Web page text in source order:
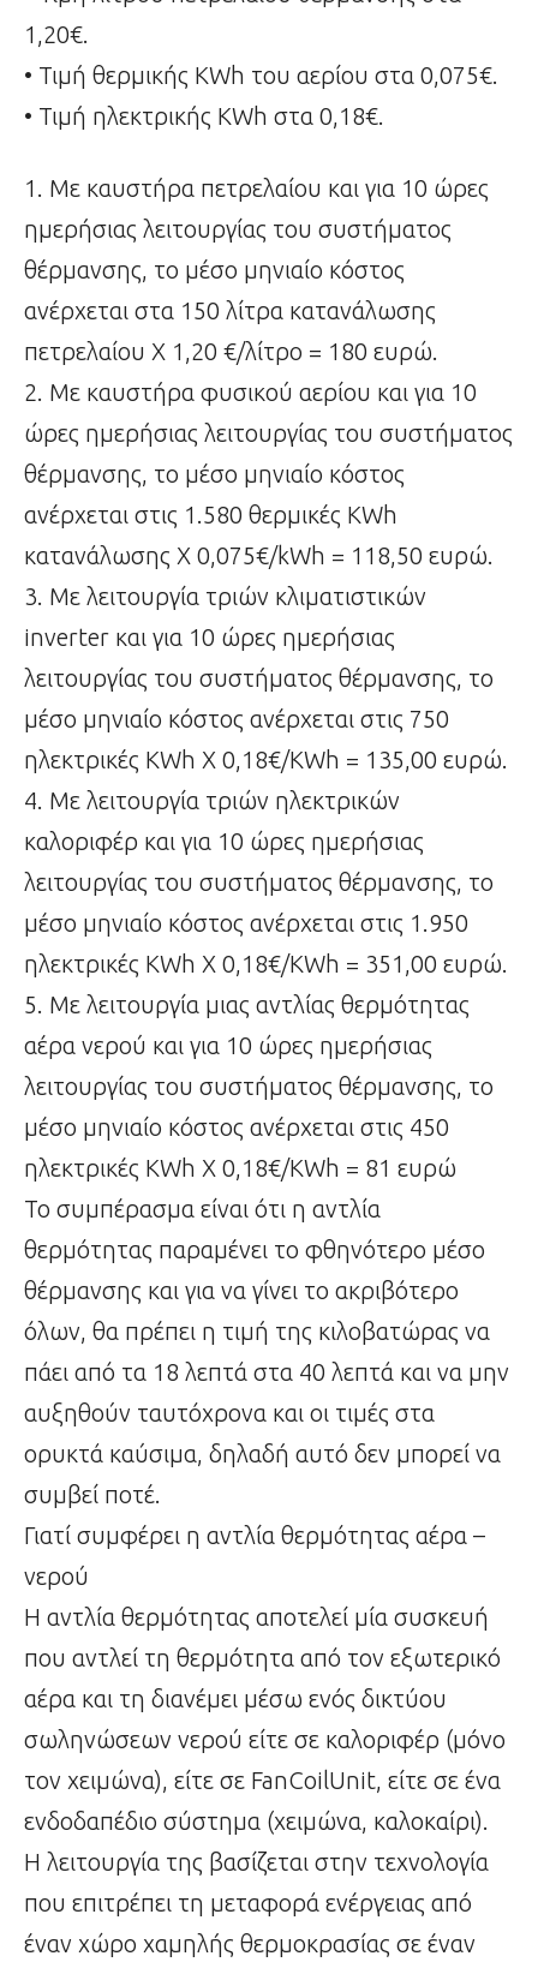
1,20€.
• Τιμή θερμικής KWh του αερίου στα 0,075€.
• Τιμή ηλεκτρικής KWh στα 0,18€.
1. Με καυστήρα πετρελαίου και για 10 ώρες
ημερήσιας λειτουργίας του συστήματος
θέρμανσης, το μέσο μηνιαίο κόστος
ανέρχεται στα 150 λίτρα κατανάλωσης
πετρελαίου Χ 1,20 €/λίτρο = 180 ευρώ.
2. Με καυστήρα φυσικού αερίου και για 10
ώρες ημερήσιας λειτουργίας του συστήματος
θέρμανσης, το μέσο μηνιαίο κόστος
ανέρχεται στις 1.580 θερμικές KWh
κατανάλωσης Χ 0,075€/kWh = 118,50 ευρώ.
3. Με λειτουργία τριών κλιματιστικών
inverter και για 10 ώρες ημερήσιας
λειτουργίας του συστήματος θέρμανσης, το
μέσο μηνιαίο κόστος ανέρχεται στις 750
ηλεκτρικές KWh Χ 0,18€/KWh = 135,00 ευρώ.
4. Με λειτουργία τριών ηλεκτρικών
καλοριφέρ και για 10 ώρες ημερήσιας
λειτουργίας του συστήματος θέρμανσης, το
μέσο μηνιαίο κόστος ανέρχεται στις 1.950
ηλεκτρικές KWh Χ 0,18€/KWh = 351,00 ευρώ.
5. Με λειτουργία μιας αντλίας θερμότητας
αέρα νερού και για 10 ώρες ημερήσιας
λειτουργίας του συστήματος θέρμανσης, το
μέσο μηνιαίο κόστος ανέρχεται στις 450
ηλεκτρικές KWh Χ 0,18€/KWh = 81 ευρώ
Το συμπέρασμα είναι ότι η αντλία
θερμότητας παραμένει το φθηνότερο μέσο
θέρμανσης και για να γίνει το ακριβότερο
όλων, θα πρέπει η τιμή της κιλοβατώρας να
πάει από τα 18 λεπτά στα 40 λεπτά και να μην
αυξηθούν ταυτόχρονα και οι τιμές στα
ορυκτά καύσιμα, δηλαδή αυτό δεν μπορεί να
συμβεί ποτέ.
Γιατί συμφέρει η αντλία θερμότητας αέρα –
νερού
Η αντλία θερμότητας αποτελεί μία συσκευή
που αντλεί τη θερμότητα από τον εξωτερικό
αέρα και τη διανέμει μέσω ενός δικτύου
σωληνώσεων νερού είτε σε καλοριφέρ (μόνο
τον χειμώνα), είτε σε FanCoilUnit, είτε σε ένα
ενδοδαπέδιο σύστημα (χειμώνα, καλοκαίρι).
Η λειτουργία της βασίζεται στην τεχνολογία
που επιτρέπει τη μεταφορά ενέργειας από
έναν χώρο χαμηλής θερμοκρασίας σε έναν